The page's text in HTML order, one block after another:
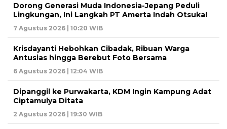
Dorong Generasi Muda Indonesia-Jepang Peduli
Lingkungan, Ini Langkah PT Amerta Indah Otsuka!
7 Agustus 2026 | 10:20 WIB
Krisdayanti Hebohkan Cibadak, Ribuan Warga
Antusias hingga Berebut Foto Bersama
6 Agustus 2026 | 12:04 WIB
Dipanggil ke Purwakarta, KDM Ingin Kampung Adat
Ciptamulya Ditata
2 Agustus 2026 | 19:30 WIB